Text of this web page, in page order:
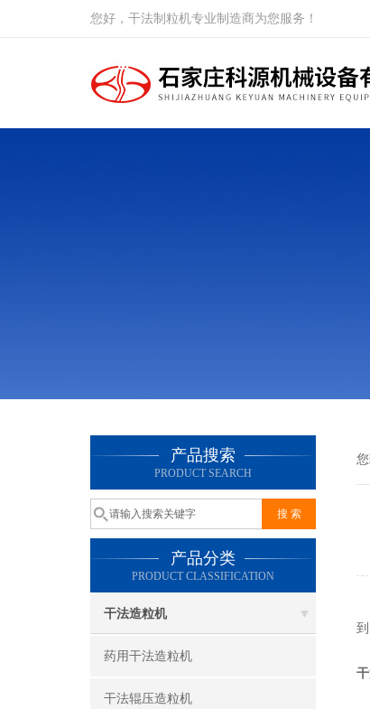
您好，干法制粒机专业制造商为您服务！
产品搜索
PRODUCT SEARCH
产品分类
PRODUCT CLASSIFICATION
干法造粒机
药用干法造粒机
干法辊压造粒机